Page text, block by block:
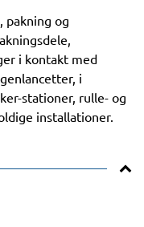
pakning og
i kontakt med
i
stationer, rulle- og
installationer.